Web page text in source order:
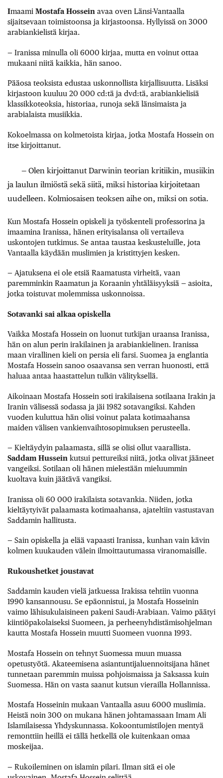
Imaami Mostafa Hossein avaa oven Länsi-Vantaalla
sijaitsevaan toimistoonsa ja kirjastoonsa. Hyllyissä on 3000
arabiankielistä kirjaa.
— Iranissa minulla oli 6000 kirjaa, mutta en voinut ottaa
mukaani niitä kaikkia, hän sanoo.
Pääosa teoksista edustaa uskonnollista kirjallisuutta. Lisäksi
kirjastoon kuuluu 20 000 cd:tä ja dvd:tä, arabiankielisiä
klassikkoteoksia, historiaa, runoja sekä länsimaista ja
arabialaista musiikkia.
Kokoelmassa on kolmetoista kirjaa, jotka Mostafa Hossein on
itse kirjoittanut.
— Olen kirjoittanut Darwinin teorian kritiikin, musiikin
ja laulun ilmiöstä sekä siitä, miksi historiaa kirjoitetaan
uudelleen. Kolmiosaisen teoksen aihe on, miksi on sotia.
Kun Mostafa Hossein opiskeli ja työskenteli professorina ja
imaamina Iranissa, hänen erityisalansa oli vertaileva
uskontojen tutkimus. Se antaa taustaa keskusteluille, jota
Vantaalla käydään muslimien ja kristittyjen kesken.
— Ajatuksena ei ole etsiä Raamatusta virheitä, vaan
paremminkin Raamatun ja Koraanin yhtäläisyyksiä — asioita,
jotka toistuvat molemmissa uskonnoissa.
Sotavanki sai alkaa opiskella
Vaikka Mostafa Hossein on luonut tutkijan uraansa Iranissa,
hän on alun perin irakilainen ja arabiankielinen. Iranissa
maan virallinen kieli on persia eli farsi. Suomea ja englantia
Mostafa Hossein sanoo osaavansa sen verran huonosti, että
haluaa antaa haastattelun tulkin välityksellä.
Aikoinaan Mostafa Hossein soti irakilaisena sotilaana Irakin ja
Iranin välisessä sodassa ja jäi 1982 sotavangiksi. Kahden
vuoden kuluttua hän olisi voinut palata kotimaahansa
maiden välisen vankienvaihtosopimuksen perusteella.
— Kieltäydyin palaamasta, sillä se olisi ollut vaarallista.
Saddam Hussein kutsui pettureiksi niitä, jotka olivat jääneet
vangeiksi. Sotilaan oli hänen mielestään mieluummin
kuoltava kuin jäätävä vangiksi.
Iranissa oli 60 000 irakilaista sotavankia. Niiden, jotka
kieltäytyivät palaamasta kotimaahansa, ajateltiin vastustavan
Saddamin hallitusta.
— Sain opiskella ja elää vapaasti Iranissa, kunhan vain kävin
kolmen kuukauden välein ilmoittautumassa viranomaisille.
Rukoushetket joustavat
Saddamin kauden vielä jatkuessa Irakissa tehtiin vuonna
1990 kansannousu. Se epäonnistui, ja Mostafa Hosseinin
vaimo lähisukulaisineen pakeni Saudi-Arabiaan. Vaimo päätyi
kiintiöpakolaiseksi Suomeen, ja perheenyhdistämisohjelman
kautta Mostafa Hossein muutti Suomeen vuonna 1993.
Mostafa Hossein on tehnyt Suomessa muun muassa
opetustyötä. Akateemisena asiantuntijaluennoitsijana hänet
tunnetaan paremmin muissa pohjoismaissa ja Saksassa kuin
Suomessa. Hän on vasta saanut kutsun vierailla Hollannissa.
Mostafa Hosseinin mukaan Vantaalla asuu 6000 muslimia.
Heistä noin 300 on mukana hänen johtamassaan Imam Ali
Islamilaisessa Yhdyskunnassa. Kokoontumistilojen mentyä
remonttiin heillä ei tällä hetkellä ole kuitenkaan omaa
moskeijaa.
— Rukoileminen on islamin pilari. Ilman sitä ei ole